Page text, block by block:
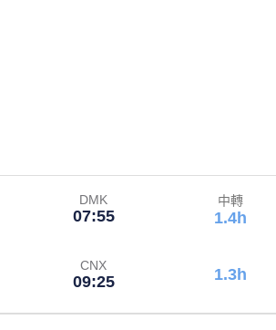
DMK
07:55
中轉
1.4h
CNX
09:25 1.3h